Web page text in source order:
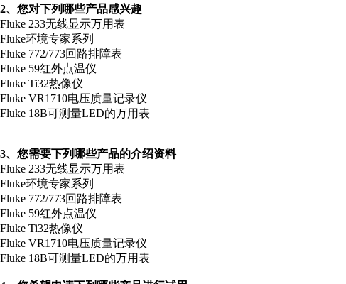
2、您对下列哪些产品感兴趣
Fluke 233无线显示万用表
Fluke环境专家系列
Fluke 772/773回路排障表
Fluke 59红外点温仪
Fluke Ti32热像仪
Fluke VR1710电压质量记录仪
Fluke 18B可测量LED的万用表
3、您需要下列哪些产品的介绍资料
Fluke 233无线显示万用表
Fluke环境专家系列
Fluke 772/773回路排障表
Fluke 59红外点温仪
Fluke Ti32热像仪
Fluke VR1710电压质量记录仪
Fluke 18B可测量LED的万用表